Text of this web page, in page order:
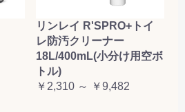
リンレイ R'SPRO+トイ
レ防汚クリーナー
18L/400mL(小分け用空ボ
トル)
￥2,310 ～ ￥9,482